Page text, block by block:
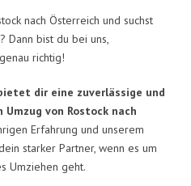
nach Österreich und suchst
? Dann bist du bei uns,
richtig!
dir eine zuverlässige und
von Rostock nach
Erfahrung und unserem
starker Partner, wenn es um
Umziehen geht.